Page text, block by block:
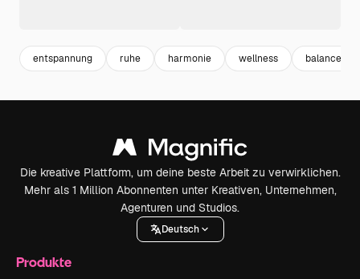
entspannung ruhe harmonie wellness balance
Die kreative Plattform, um deine beste Arbeit zu verwirklichen.
Mehr als 1 Million Abonnenten unter Kreativen, Unternehmen,
Agenturen und Studios.
Deutsch
Produkte